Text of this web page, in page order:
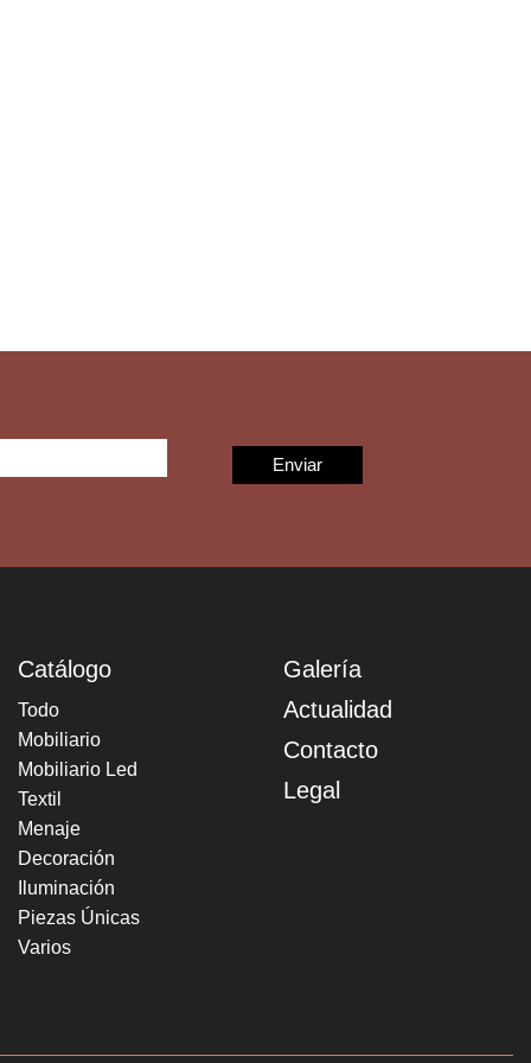
Catálogo
Todo
Mobiliario
Mobiliario Led
Textil
Menaje
Decoración
Iluminación
Piezas Únicas
Varios
Galería
Actualidad
Contacto
Legal